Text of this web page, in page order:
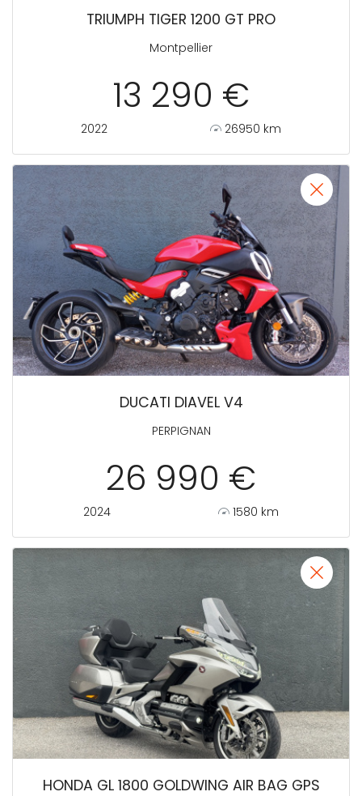
TRIUMPH TIGER 1200 GT PRO
Montpellier
13 290 €
2022 26950 km
DUCATI DIAVEL V4
PERPIGNAN
26 990 €
2024 1580 km
HONDA GL 1800 GOLDWING AIR BAG GPS